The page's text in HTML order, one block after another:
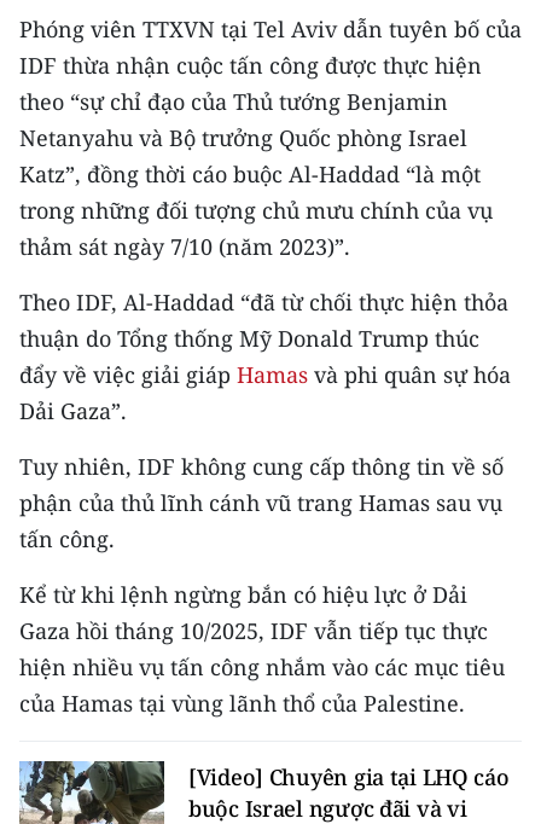
BẠN ĐỌC
KIỂM CHỨNG THÔNG TIN
TRI THỨC CHUYÊN SÂU
54 DÂN TỘC VIỆT NAM
CHƯƠNG TRÌNH OCOP - MỖI XÃ
RADIO
MEDIA CENTER
E-Magazine
Video
Media Kinh tế
Media Văn hóa
Media Pháp luật
Phóng viên TTXVN tại Tel Aviv dẫn tuyên bố của
IDF thừa nhận cuộc tấn công được thực hiện
theo “sự chỉ đạo của Thủ tướng Benjamin
Netanyahu và Bộ trưởng Quốc phòng Israel
Katz”, đồng thời cáo buộc Al-Haddad “là một
trong những đối tượng chủ mưu chính của vụ
thảm sát ngày 7/10 (năm 2023)”.
Theo IDF, Al-Haddad “đã từ chối thực hiện thỏa
thuận do Tổng thống Mỹ Donald Trump thúc
đẩy về việc giải giáp Hamas và phi quân sự hóa
Dải Gaza”.
Tuy nhiên, IDF không cung cấp thông tin về số
phận của thủ lĩnh cánh vũ trang Hamas sau vụ
tấn công.
Kể từ khi lệnh ngừng bắn có hiệu lực ở Dải
Gaza hồi tháng 10/2025, IDF vẫn tiếp tục thực
hiện nhiều vụ tấn công nhắm vào các mục tiêu
của Hamas tại vùng lãnh thổ của Palestine.
[Video] Chuyên gia tại LHQ cáo
buộc Israel ngược đãi và vi